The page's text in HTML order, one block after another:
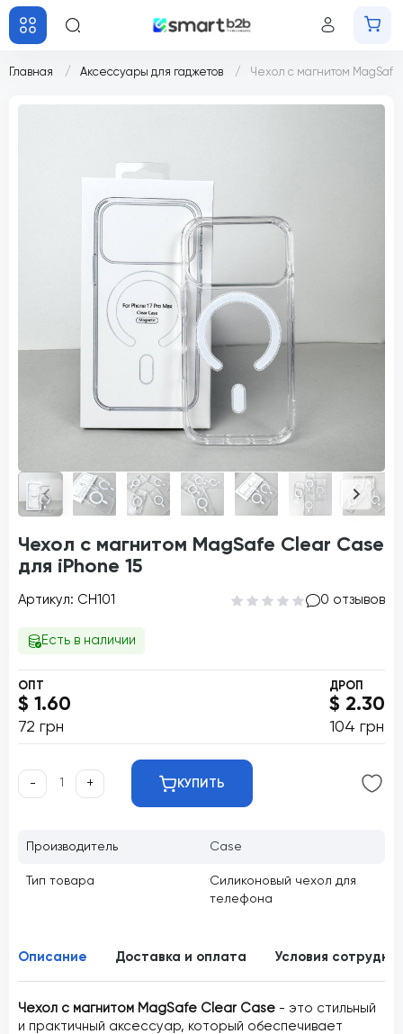
Главная Аксессуары для гаджетов Чехол с магнитом
Чехол с магнитом MagSafe Clear Case
для iPhone 15
Артикул: CH101 0 отзывов
Есть в наличии
ОПТ
$ 1.60
72 грн
ДРОП
$ 2.30
104 грн
- + КУПИТЬ
Производитель Case
Тип товара
Силиконовый чехол для
телефона
Описание Доставка и оплата Условия
Чехол с магнитом MagSafe Clear Case - это стильный
и практичный аксессуар, который обеспечивает